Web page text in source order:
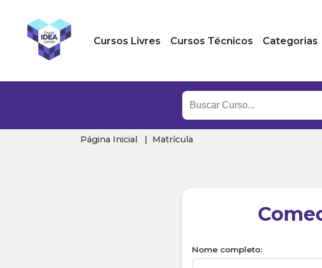
Cursos Livres Cursos Técnicos Categorias
Página Inicial Matrícula
Nome completo: